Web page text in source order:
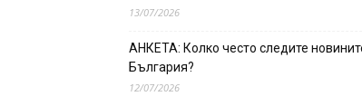
13/07/2026
АНКЕТА: Колко често следите
България?
12/07/2026